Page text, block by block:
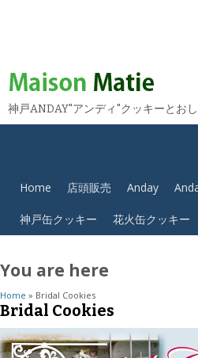
神戸ANDAY"アンディ"クッキーとお
Home 店頭販売 Anday
神戸缶クッキー 花火缶クッキー
You are here
Home » Bridal Cookies
Bridal Cookies